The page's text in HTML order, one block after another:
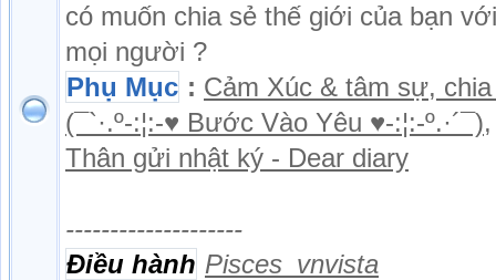
có muốn chia sẻ thế giới của bạn với
mọi người ?
Phụ Mục : Cảm Xúc & tâm sự,
(¯`·.º-:¦:-♥ Bước Vào Yêu ♥-:¦:-º.·´¯),
Thân gửi nhật ký - Dear diary
--------------------
Điều hành Pisces_vnvista